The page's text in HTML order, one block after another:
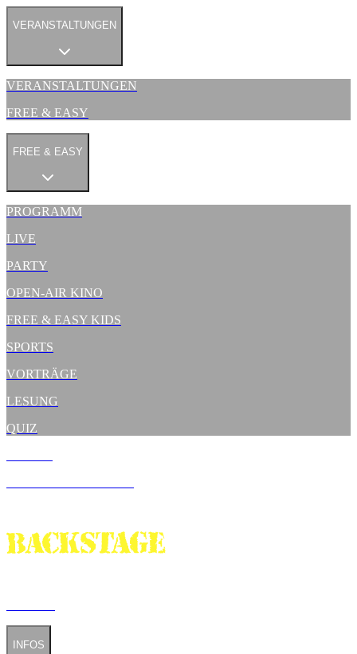
VERANSTALTUNGEN
VERANSTALTUNGEN
FREE & EASY
FREE & EASY
PROGRAMM
LIVE
PARTY
OPEN-AIR KINO
FREE & EASY KIDS
SPORTS
VORTRÄGE
LESUNG
QUIZ
INFOS